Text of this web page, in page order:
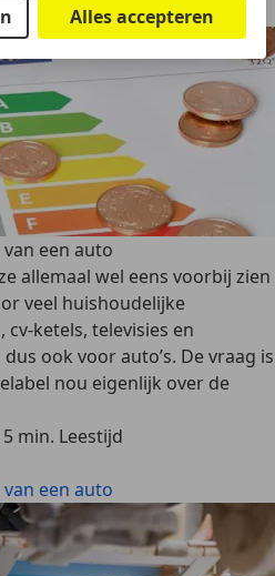
Alles accepteren
een auto
allemaal wel eens voorbij zien
veel huishoudelijke
cv-ketels, televisies en
ook voor auto’s. De vraag is
nou eigenlijk over de
5 min. Leestijd
een auto